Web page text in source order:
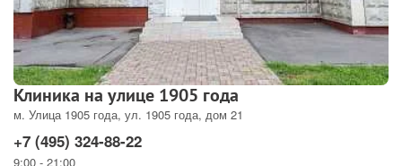
Клиника на улице 1905 года
м. Улица 1905 года, ул. 1905 года, дом 21
+7 (495) 324-88-22
9:00 - 21:00